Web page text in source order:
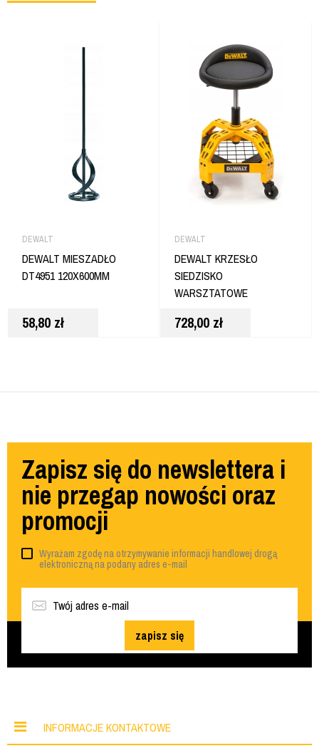
DEWALT
DEWALT MIESZADŁO
DT4951 120X600MM
58,80 zł
DEWALT
DEWALT KRZESŁO
SIEDZISKO
WARSZTATOWE
728,00 zł
Zapisz się do newslettera i
nie przegap nowości oraz
promocji
Wyrażam zgodę na otrzymywanie informacji handlowej drogą
elektroniczną na podany adres e-mail
zapisz się
INFORMACJE KONTAKTOWE